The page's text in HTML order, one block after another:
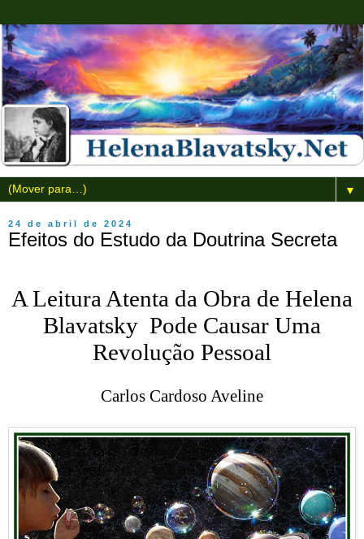
▼
24 de abril de 2024
Efeitos do Estudo da Doutrina Secreta
A Leitura Atenta da Obra de Helena
Blavatsky Pode Causar Uma
Revolução Pessoal
Carlos Cardoso Aveline